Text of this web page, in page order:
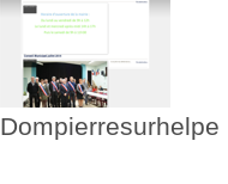
Dompierresurhelpe